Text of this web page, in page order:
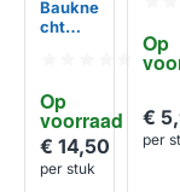
Op
voorraad
Baukne
cht
eider
kit
481231
02820
8
€ 14,50
per stuk
Op
aat
€
per